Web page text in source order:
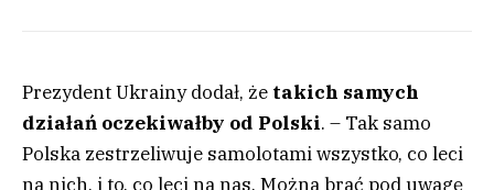
Prezydent Ukrainy dodał, że takich samych
działań oczekiwałby od Polski. – Tak samo
Polska zestrzeliwuje samolotami wszystko, co leci
na nich, i to, co leci na nas. Można brać pod uwagę